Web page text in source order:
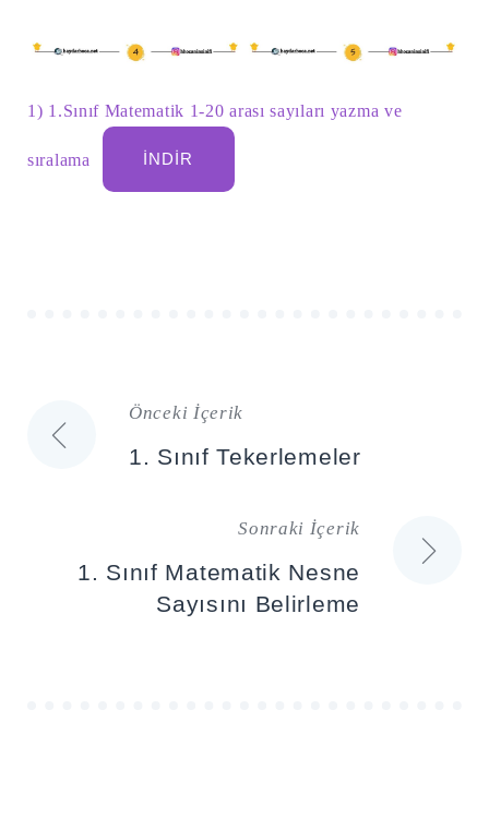
1) 1.Sınıf Matematik 1-20 arası sayıları yazma ve
sıralama İNDIR
Yazı
Önceki İçerik
1. Sınıf Tekerlemeler
Sonraki İçerik
1. Sınıf Matematik Nesne
Sayısını Belirleme